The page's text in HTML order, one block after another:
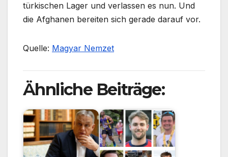
türkischen Lager und verlassen es nun. Und
die Afghanen bereiten sich gerade darauf vor.
Quelle: Magyar Nemzet
Ähnliche Beiträge: